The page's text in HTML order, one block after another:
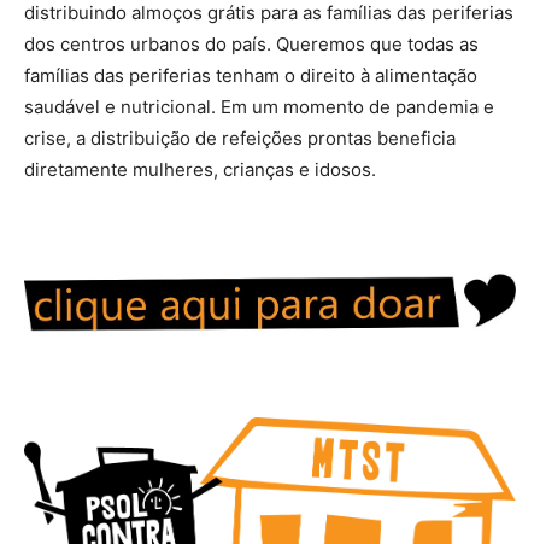
distribuindo almoços grátis para as famílias das periferias
dos centros urbanos do país. Queremos que todas as
famílias das periferias tenham o direito à alimentação
saudável e nutricional. Em um momento de pandemia e
crise, a distribuição de refeições prontas beneficia
diretamente mulheres, crianças e idosos.